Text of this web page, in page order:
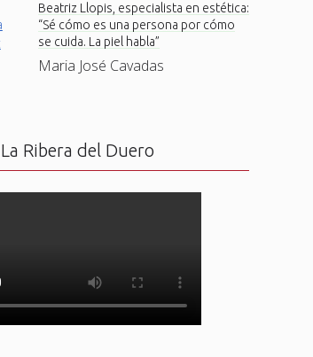
Beatriz Llopis, especialista en estética:
“Sé cómo es una persona por cómo
se cuida. La piel habla”
Maria José Cavadas
Ribera del Duero